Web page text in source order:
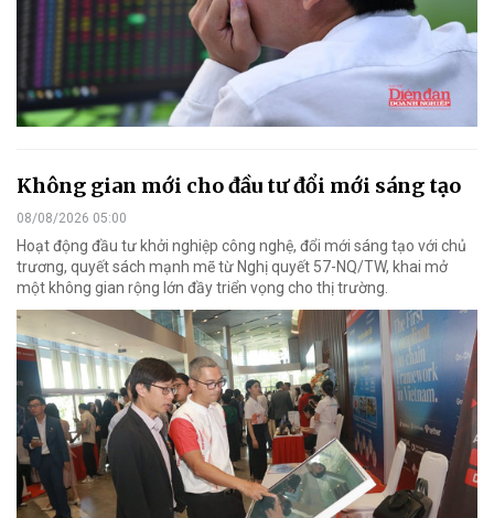
Không gian mới cho đầu tư đổi mới sáng tạo
08/08/2026 05:00
Hoạt động đầu tư khởi nghiệp công nghệ, đổi mới sáng tạo với chủ
trương, quyết sách mạnh mẽ từ Nghị quyết 57-NQ/TW, khai mở
một không gian rộng lớn đầy triển vọng cho thị trường.